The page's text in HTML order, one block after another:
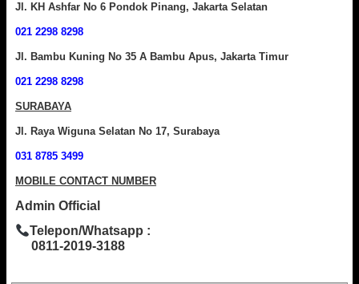
Jl. KH Ashfar No 6 Pondok Pinang, Jakarta Selatan
021 2298 8298
Jl. Bambu Kuning No 35 A Bambu Apus, Jakarta Timur
021 2298 8298
SURABAYA
Jl. Raya Wiguna Selatan No 17, Surabaya
031 8785 3499
MOBILE CONTACT NUMBER
Admin Official
Telepon/Whatsapp :
0811-2019-3188